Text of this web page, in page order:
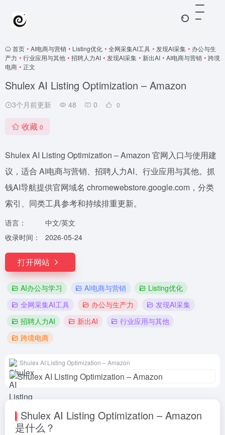
首页 • AI电商与营销 • Listing优化 • 全网采集AI工具 • 发现AI采集 • 办公与生
产力 • 行业应用与其他 • 招聘人力AI • 发现AI采集 • 新出AI • AI电商与营销 • 跨境
电商 • 正文
Shulex AI Listing Optimization – Amazon
3个月前更新 48 0 0
收藏 0
Shulex AI Listing Optimization – Amazon 官网入口与使用建
议，适合 AI电商与营销、招聘人力AI、行业应用与其他。抓
钱AI导航提供官网域名 chromewebstore.google.com，分类
索引、同类工具参考和持续排重更新。
语言：
中文/英文
收录时间：
2026-05-24
打开网站
AI办公与学习 AI电商与营销
Listing优化
全网采集AI工具
办公与生产力
发现AI采集
招聘人力AI
新出AI
行业应用与其他
跨境电商
Shulex AI Listing Optimization – Amazon
Shulex AI Listing Optimization – Amazon
是什么？